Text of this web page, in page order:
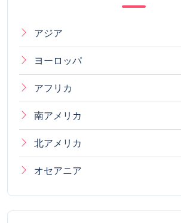
アジア
ヨーロッパ
アフリカ
南アメリカ
北アメリカ
オセアニア